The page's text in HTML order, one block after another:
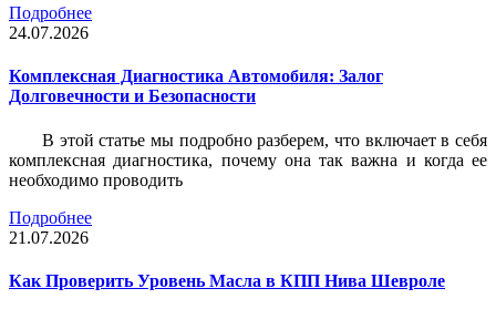
Подробнее
24.07.2026
Комплексная Диагностика Автомобиля: Залог
Долговечности и Безопасности
В этой статье мы подробно разберем, что включает в себя
комплексная диагностика, почему она так важна и когда ее
необходимо проводить
Подробнее
21.07.2026
Как Проверить Уровень Масла в КПП Нива Шевроле